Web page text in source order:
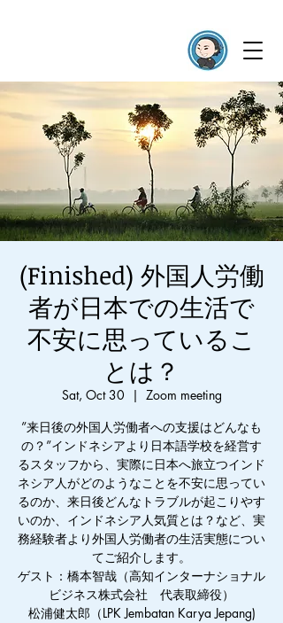
(Finished) 外国人労働
者が日本での生活で
不安に思っているこ
とは？
Sat, Oct 30
  |
Zoom meeting
”来日後の外国人労働者への支援はどんなも
の？”インドネシアより日本語学校を経営す
るスタッフから、実際に日本へ旅立つインド
ネシア人がどのようなことを不安に思ってい
るのか、来日後どんなトラブルが起こりやす
いのか、インドネシア人気質とは？など、実
務経験者より外国人労働者の生活実態につい
てご紹介します。
ゲスト：橋本智哉（高知インターナショナル
ビジネス株式会社 代表取締役）
松浦健太郎（LPK Jembatan Karya Jepang)